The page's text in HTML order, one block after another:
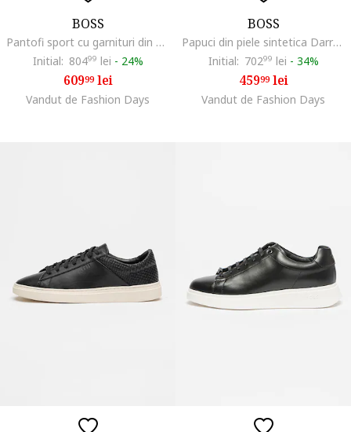
BOSS
Pantofi sport cu garnituri din piele Kieran, Negru
Initial: 80499 lei - 24%
60999lei
Vandut de Fashion Days
BOSS
Papuci din piele sintetica Darrel, Negru
Initial: 70299 lei - 34%
45999lei
Vandut de Fashion Days